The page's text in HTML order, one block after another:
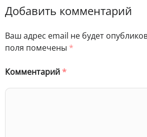
Добавить комментарий
Ваш адрес email не будет
поля помечены *
Комментарий*